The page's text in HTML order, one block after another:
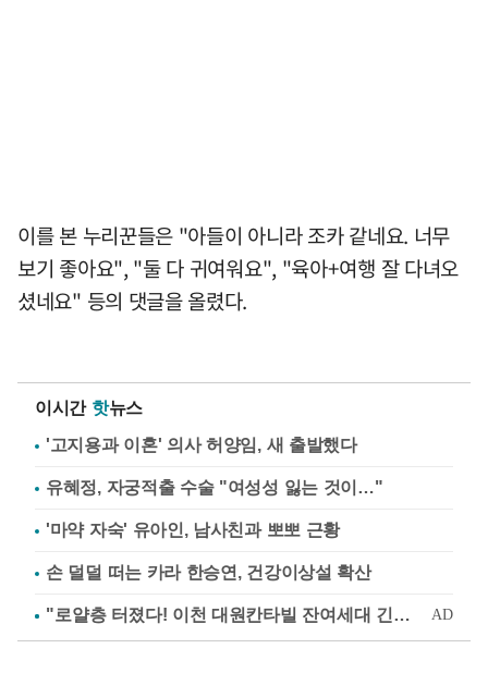
이를 본 누리꾼들은 "아들이 아니라 조카 같네요. 너무
보기 좋아요", "둘 다 귀여워요", "육아+여행 잘 다녀오
셨네요" 등의 댓글을 올렸다.
이시간 핫뉴스
'고지용과 이혼' 의사 허양임, 새 출발했다
유혜정, 자궁적출 수술 "여성성 잃는 것이…"
'마약 자숙' 유아인, 남사친과 뽀뽀 근황
손 덜덜 떠는 카라 한승연, 건강이상설 확산